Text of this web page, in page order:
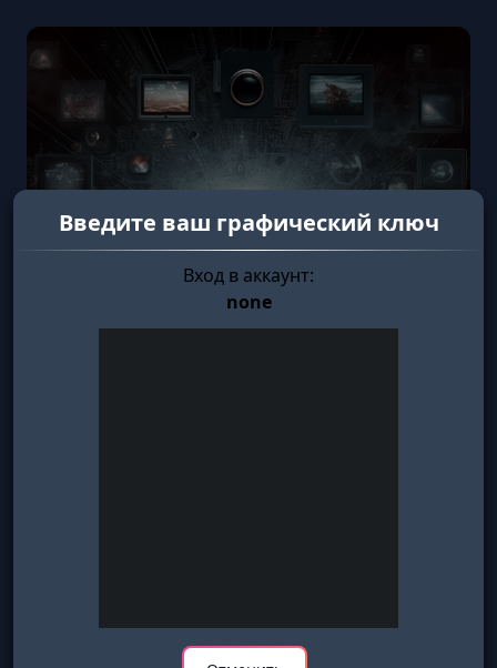
Введите ваш графический ключ
Вход в аккаунт:
none